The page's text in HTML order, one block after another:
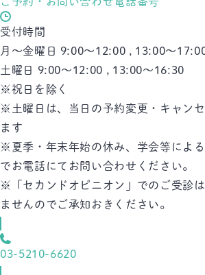
受付時間
月～金曜日 9:00～12:00 , 13:00～
土曜日 9:00～12:00 , 13:00～16:30
※祝日を除く
※土曜日は、当日の予約変更・キャン
ます
※夏季・年末年始の休み、学会等によ
でお電話にてお問い合わせください。
※「セカンドオピニオン」でのご受診
ませんのでご承知おきください。
03-5210-6620